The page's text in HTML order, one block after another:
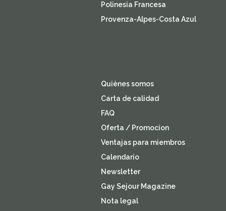
Polinesia Francesa
Provenza-Alpes-Costa Azul
Quiènes somos
Carta de calidad
FAQ
Oferta / Promocion
Ventajas para miembros
Calendario
Newsletter
Gay Sejour Magazine
Nota legal